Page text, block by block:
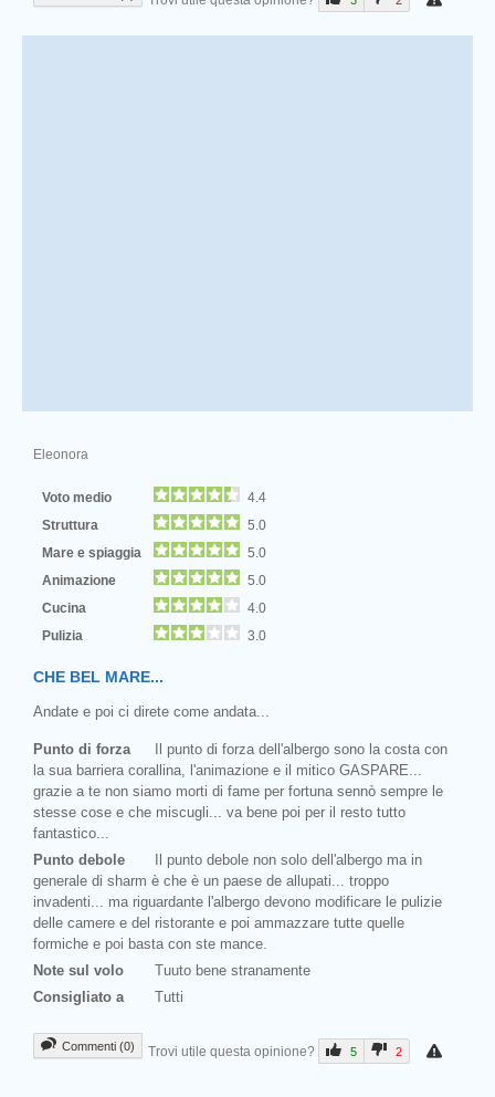
Eleonora
Voto medio
4.4
Struttura
5.0
Mare e spiaggia
5.0
Animazione
5.0
Cucina
4.0
Pulizia
3.0
CHE BEL MARE...
Andate e poi ci direte come andata...
Punto di forza
Il punto di forza dell'albergo sono la costa con
la sua barriera corallina, l'animazione e il mitico GASPARE...
grazie a te non siamo morti di fame per fortuna sennò sempre le
stesse cose e che miscugli... va bene poi per il resto tutto
fantastico...
Punto debole
Il punto debole non solo dell'albergo ma in
generale di sharm è che è un paese de allupati... troppo
invadenti... ma riguardante l'albergo devono modificare le pulizie
delle camere e del ristorante e poi ammazzare tutte quelle
formiche e poi basta con ste mance.
Note sul volo
Tuuto bene stranamente
Consigliato a
Tutti
Commenti (0) Trovi utile questa opinione? 5 2